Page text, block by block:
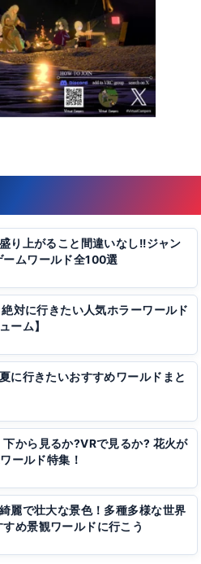
り上がること間違いなし!!ジャン
ームワールド全100選
対に行きたい人気ホラーワールド
ーム】
に行きたいおすすめワールドまと
から見るか?VRで見るか? 花火が
ールド特集！
麗で壮大な景色！多種多様な世界
め景観ワールドに行こう